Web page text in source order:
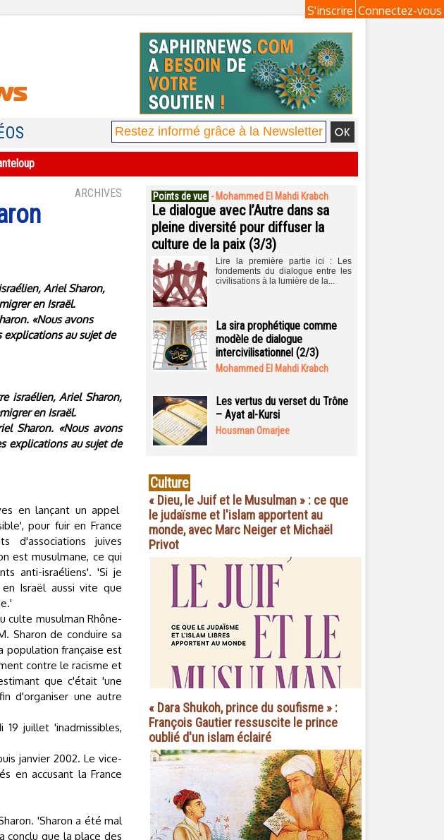
Connectez-vous
S'inscrire
ARCHIVES
Ariel Sharon,
en Israël.
«Nous avons
au sujet de
israélien, Ariel Sharon,
en Israël.
Sharon. «Nous avons
explications au sujet de
en lançant un appel
pour fuir en France
d'associations juives
est musulmane, ce qui
anti-israéliens'. 'Si je
Israël aussi vite que
culte musulman Rhône-
Sharon de conduire sa
population française est
contre le racisme et
que c'était 'une
d'organiser une autre
juillet 'inadmissibles,
janvier 2002. Le vice-
en accusant la France
'Sharon a été mal
conclu que la place des
Points de vue - Mohammed El Mahdi Krabch
Le dialogue avec l’Autre dans sa
pleine diversité pour diffuser la
culture de la paix (3/3)
Lire la première partie ici : Les
fondements du dialogue entre les
civilisations à la lumière de la...
La sira prophétique comme
modèle de dialogue
intercivilisationnel (2/3)
Mohammed El Mahdi Krabch
Les vertus du verset du Trône
– Ayat al-Kursi
Housman Omarjee
Culture
« Dieu, le Juif et le Musulman » : ce que
le judaïsme et l'islam apportent au
monde, avec Marc Neiger et Michaël
Privot
« Dara Shukoh, prince du soufisme » :
François Gautier ressuscite le prince
oublié d'un islam éclairé